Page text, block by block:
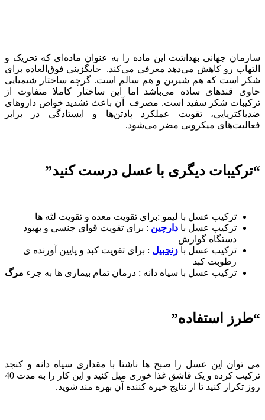
سازمان جهانی بهداشت این ماده را به عنوان ماده‌ای که تحریک و
التهاب رو کاهش می‌دهد معرفی می‌کند. جایگزینی فوق‌العاده برای
شکر است که هم شیرین و هم سالم است. گرچه ساختار شیمیایی
حاوی قندهای ساده می‌باشد اما این ساختار کاملا متفاوت از
ترکیبات شکر سفید است. مصرف آن باعث تشدید خواص داروهای
ضدباکتریایی، تقویت عملکرد پادتن‌ها و ایستادگی در برابر
فعالیت‌های میکروبی مضر می‌شود.
“ترکیبات دیگری با عسل درست کنید”
ترکیب عسل با لیمو :برای تقویت معده و تقویت لثه ها
ترکیب عسل با دارچین : برای تقویت قوای جنسی و بهبود
دستگاه گوارش
ترکیب عسل با زنجبیل : برای تقویت کبد و پایین آورنده ی
رطوبت کبد
ترکیب عسل با سیاه دانه : درمان تمام بیماری ها به جزء مرگ
“طرز استفاده”
می توان این عسل را صبح ها ناشتا با مقداری سیاه دانه و کنجد
ترکیب کرده و یک قاشق غذا خوری میل کنید و این کار را به مدت 40
روز تکرار کنید تا از نتایج خیره کننده آن بهره مند شوید.